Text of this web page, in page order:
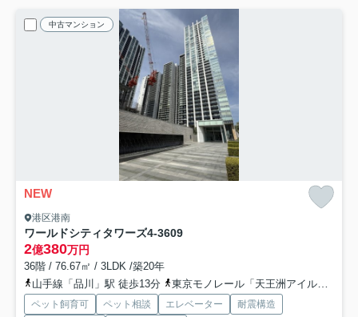
中古マンション
NEW
港区港南
ワールドシティタワーズ4-3609
2億380万円
36階 / 76.67㎡ / 3LDK /築20年
山手線「品川」駅 徒歩13分
東京モノレール「天王洲アイル」駅 徒歩8分
ペット飼育可 ペット相談 エレベーター
耐震構造